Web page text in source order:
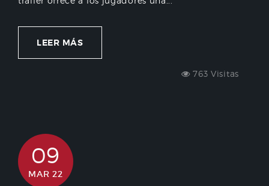
LEER MÁS
763 Visitas
09
MAR 22